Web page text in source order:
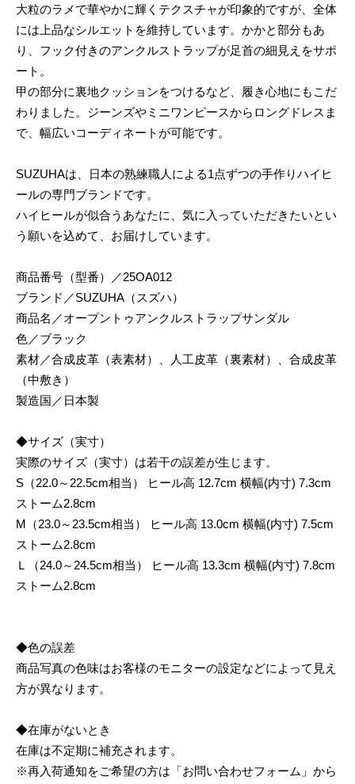
大粒のラメで華やかに輝くテクスチャが印象的ですが、全体
には上品なシルエットを維持しています。かかと部分もあ
り、フック付きのアンクルストラップが足首の細見えをサポ
ート。
甲の部分に裏地クッションをつけるなど、履き心地にもこだ
わりました。ジーンズやミニワンピースからロングドレスま
で、幅広いコーディネートが可能です。
SUZUHAは、日本の熟練職人による1点ずつの手作りハイヒ
ールの専門ブランドです。
ハイヒールが似合うあなたに、気に入っていただきたいとい
う願いを込めて、お届けしています。
商品番号（型番）／25OA012
ブランド／SUZUHA（スズハ）
商品名／オープントゥアンクルストラップサンダル
色／ブラック
素材／合成皮革（表素材）、人工皮革（裏素材）、合成皮革
（中敷き）
製造国／日本製
◆サイズ（実寸）
実際のサイズ（実寸）は若干の誤差が生じます。
S（22.0～22.5cm相当） ヒール高 12.7cm 横幅(内寸) 7.3cm
ストーム2.8cm
M（23.0～23.5cm相当） ヒール高 13.0cm 横幅(内寸) 7.5cm
ストーム2.8cm
Ｌ（24.0～24.5cm相当） ヒール高 13.3cm 横幅(内寸) 7.8cm
ストーム2.8cm
◆色の誤差
商品写真の色味はお客様のモニターの設定などによって見え
方が異なります。
◆在庫がないとき
在庫は不定期に補充されます。
※再入荷通知をご希望の方は「お問い合わせフォーム」から